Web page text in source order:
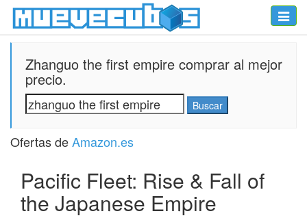
Toggle
Zhanguo the first empire comprar al mejor
precio.
Ofertas deAmazon.es
Pacific Fleet: Rise & Fall of
the Japanese Empire